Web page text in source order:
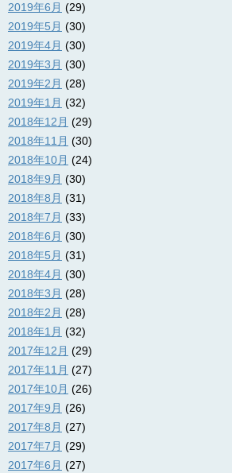
2019年6月 (29)
2019年5月 (30)
2019年4月 (30)
2019年3月 (30)
2019年2月 (28)
2019年1月 (32)
2018年12月 (29)
2018年11月 (30)
2018年10月 (24)
2018年9月 (30)
2018年8月 (31)
2018年7月 (33)
2018年6月 (30)
2018年5月 (31)
2018年4月 (30)
2018年3月 (28)
2018年2月 (28)
2018年1月 (32)
2017年12月 (29)
2017年11月 (27)
2017年10月 (26)
2017年9月 (26)
2017年8月 (27)
2017年7月 (29)
2017年6月 (27)